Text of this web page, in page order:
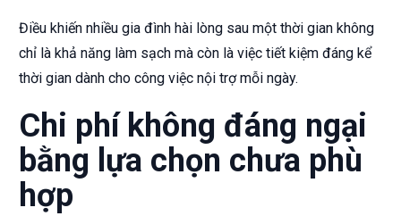
Điều khiến nhiều gia đình hài lòng sau một thời gian không
chỉ là khả năng làm sạch mà còn là việc tiết kiệm đáng kể
thời gian dành cho công việc nội trợ mỗi ngày.
Chi phí không đáng ngại
bằng lựa chọn chưa phù
hợp